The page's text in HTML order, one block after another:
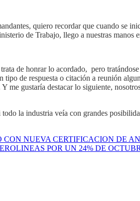
quiero recordar que cuando se
de Trabajo, llego a nuestras
de honrar lo acordado, pero
de respuesta o citación a reunión
gustaría destacar lo siguiente,
la industria veía con grandes
NUEVA CERTIFICACION DE
POR UN 24% DE